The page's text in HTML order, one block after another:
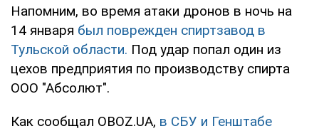
Напомним, во время атаки дронов в ночь на
14 января был поврежден спиртзавод в
Тульской области. Под удар попал один из
цехов предприятия по производству спирта
ООО "Абсолют".
Как сообщал OBOZ.UA, в СБУ и Генштабе